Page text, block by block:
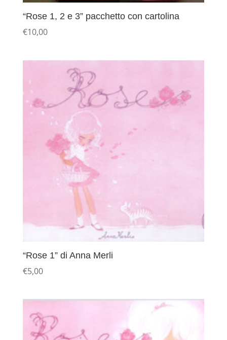
“Rose 1, 2 e 3” pacchetto con cartolina
€10,00
“Rose 1” di Anna Merli
€5,00